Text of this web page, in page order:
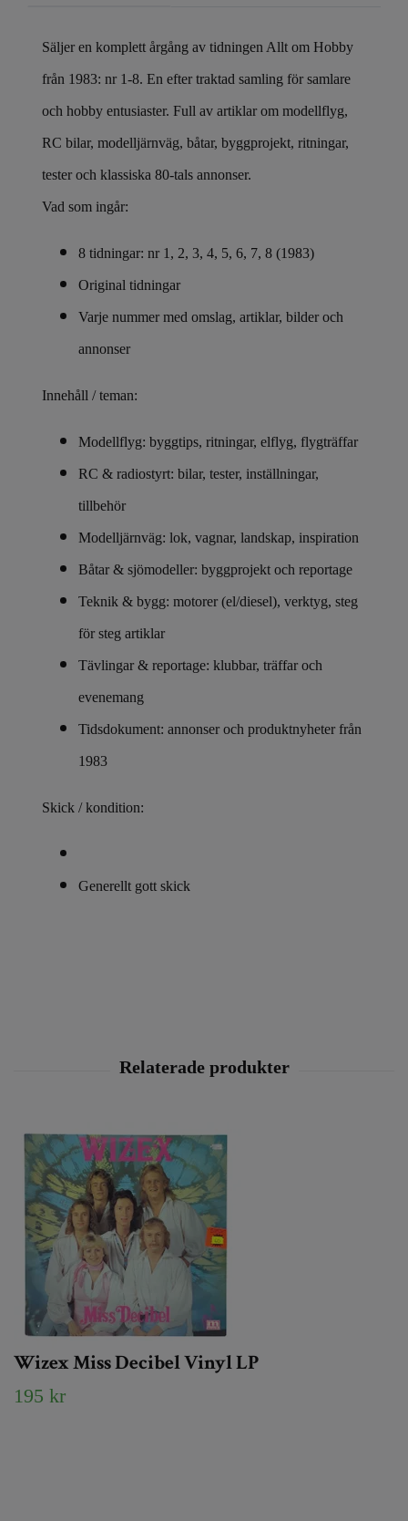
Säljer en komplett årgång av tidningen Allt om Hobby
från 1983: nr 1-8. En efter traktad samling för samlare
och hobby entusiaster. Full av artiklar om modellflyg,
RC bilar, modelljärnväg, båtar, byggprojekt, ritningar,
tester och klassiska 80-tals annonser.
Vad som ingår:
8 tidningar: nr 1, 2, 3, 4, 5, 6, 7, 8 (1983)
Original tidningar
Varje nummer med omslag, artiklar, bilder och
annonser
Innehåll / teman:
Modellflyg: byggtips, ritningar, elflyg, flygträffar
RC & radiostyrt: bilar, tester, inställningar,
tillbehör
Modelljärnväg: lok, vagnar, landskap, inspiration
Båtar & sjömodeller: byggprojekt och reportage
Teknik & bygg: motorer (el/diesel), verktyg, steg
för steg artiklar
Tävlingar & reportage: klubbar, träffar och
evenemang
Tidsdokument: annonser och produktnyheter från
1983
Skick / kondition:
Generellt gott skick
Wizex Miss Decibel Vinyl LP
195 kr